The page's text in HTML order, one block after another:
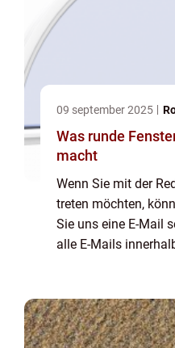
09 september 2025
Was runde
macht
Wenn Sie mit der
treten möchten,
Sie uns eine E-Mail
alle E-Mails
unse...